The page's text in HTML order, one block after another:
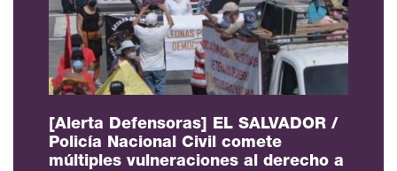
[Alerta Defensoras] EL SALVADOR /
Policía Nacional Civil comete
múltiples vulneraciones al derecho a